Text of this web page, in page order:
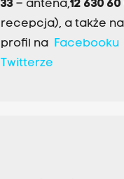
33– antena,12 630 60
recepcja), a także na
profil na Facebooku
Twitterze